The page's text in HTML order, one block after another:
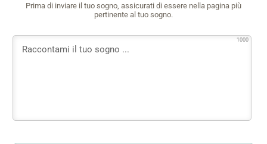
Prima di inviare il tuo sogno, assicurati di essere nella pagina più
pertinente al tuo sogno.
1000